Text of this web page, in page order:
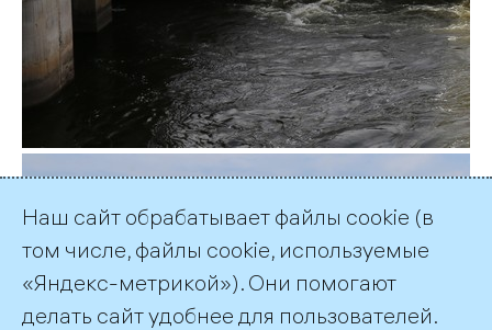
Наш сайт обрабатывает файлы cookie (в
том числе, файлы cookie, используемые
«Яндекс-метрикой»). Они помогают
делать сайт удобнее для пользователей.